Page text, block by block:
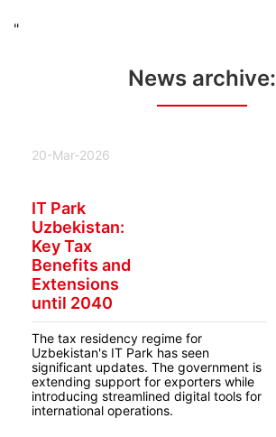
"
News archive:
20-Mar-2026
IT Park
Uzbekistan:
Key Tax
Benefits and
Extensions
until 2040
The tax residency regime for
Uzbekistan's IT Park has seen
significant updates. The government is
extending support for exporters while
introducing streamlined digital tools for
international operations.